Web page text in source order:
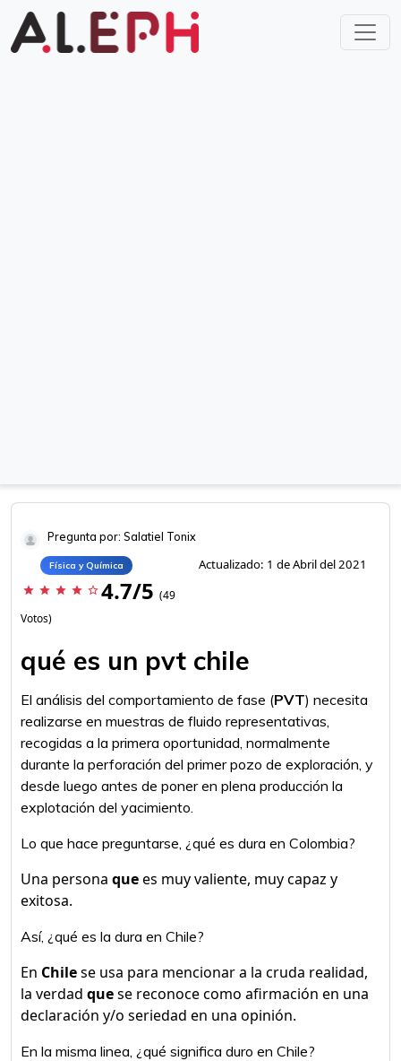
Pregunta por: Salatiel Tonix
Física y Química Actualizado: 1 de Abril del 2021
star star star star star_border 4.7/5 (49
Votos)
qué es un pvt chile
El análisis del comportamiento de fase (PVT) necesita
realizarse en muestras de fluido representativas,
recogidas a la primera oportunidad, normalmente
durante la perforación del primer pozo de exploración, y
desde luego antes de poner en plena producción la
explotación del yacimiento.
Lo que hace preguntarse, ¿qué es dura en Colombia?
Una persona quees muy valiente, muy capaz y
exitosa.
Así, ¿qué es la dura en Chile?
En Chilese usa para mencionar a la cruda realidad,
la verdad quese reconoce como afirmación en una
declaración y/o seriedad en una opinión.
En la misma linea, ¿qué significa duro en Chile?